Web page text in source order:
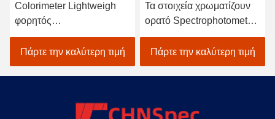
Colorimeter Lightweigh
φορητός
Spectrophotometer
ατομικός ανιχνευτής
χρωμάτων αυτοκινήτων
Πάρτε την καλύτερη τιμή
Τα στοιχεία χρωματίζουν
ορατό Spectrophotometer
για υφαντικό χρωματικής
προσαρμογής στο Μαύρο
Πάρτε την καλύτερη τιμή